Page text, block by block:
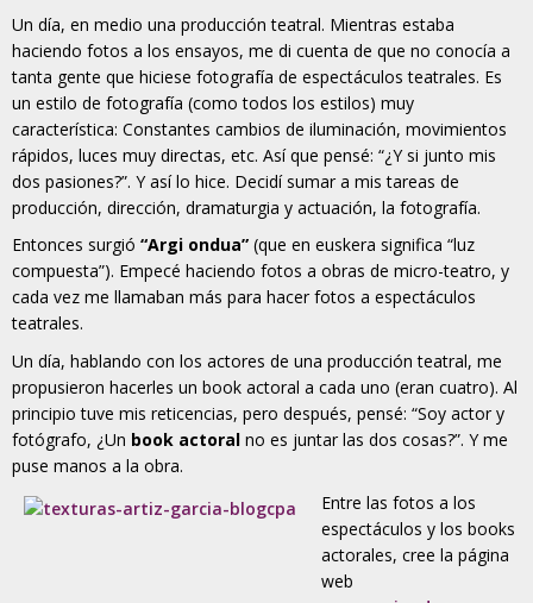
Un día, en medio una producción teatral. Mientras estaba
haciendo fotos a los ensayos, me di cuenta de que no conocía a
tanta gente que hiciese fotografía de espectáculos teatrales. Es
un estilo de fotografía (como todos los estilos) muy
característica: Constantes cambios de iluminación, movimientos
rápidos, luces muy directas, etc. Así que pensé: “¿Y si junto mis
dos pasiones?”. Y así lo hice. Decidí sumar a mis tareas de
producción, dirección, dramaturgia y actuación, la fotografía.
Entonces surgió “Argi ondua” (que en euskera significa “luz
compuesta”). Empecé haciendo fotos a obras de micro-teatro, y
cada vez me llamaban más para hacer fotos a espectáculos
teatrales.
Un día, hablando con los actores de una producción teatral, me
propusieron hacerles un book actoral a cada uno (eran cuatro). Al
principio tuve mis reticencias, pero después, pensé: “Soy actor y
fotógrafo, ¿Un book actoral no es juntar las dos cosas?”. Y me
puse manos a la obra.
Entre las fotos a los
espectáculos y los books
actorales, cree la página
web